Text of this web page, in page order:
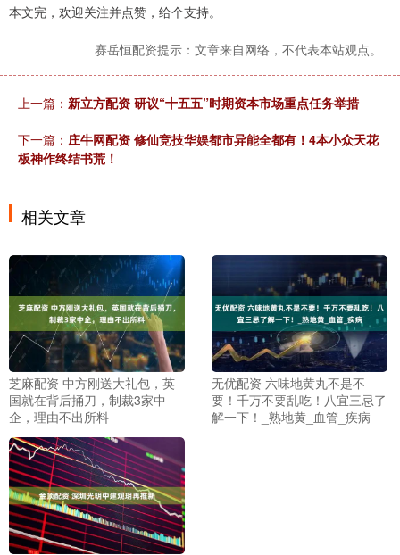
本文完，欢迎关注并点赞，给个支持。
赛岳恒配资提示：文章来自网络，不代表本站观点。
上一篇： 新立方配资 研议“十五五”时期资本市场重点任务举措
下一篇： 庄牛网配资 修仙竞技华娱都市异能全都有！4本小众天花
板神作终结书荒！
相关文章
芝麻配资 中方刚送大礼包，英
国就在背后捅刀，制裁3家中
企，理由不出所料
无优配资 六味地黄丸不是不
要！千万不要乱吃！八宜三忌了
解一下！_熟地黄_血管_疾病